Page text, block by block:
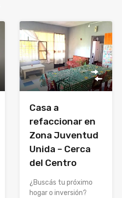
Casa a
refaccionar en
Zona Juventud
Unida – Cerca
del Centro
¿Buscás tu próximo
hogar o inversión?